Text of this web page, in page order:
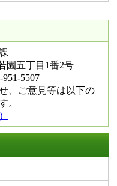
園五丁目1番2号
5507
、ご意見等は以下の
。